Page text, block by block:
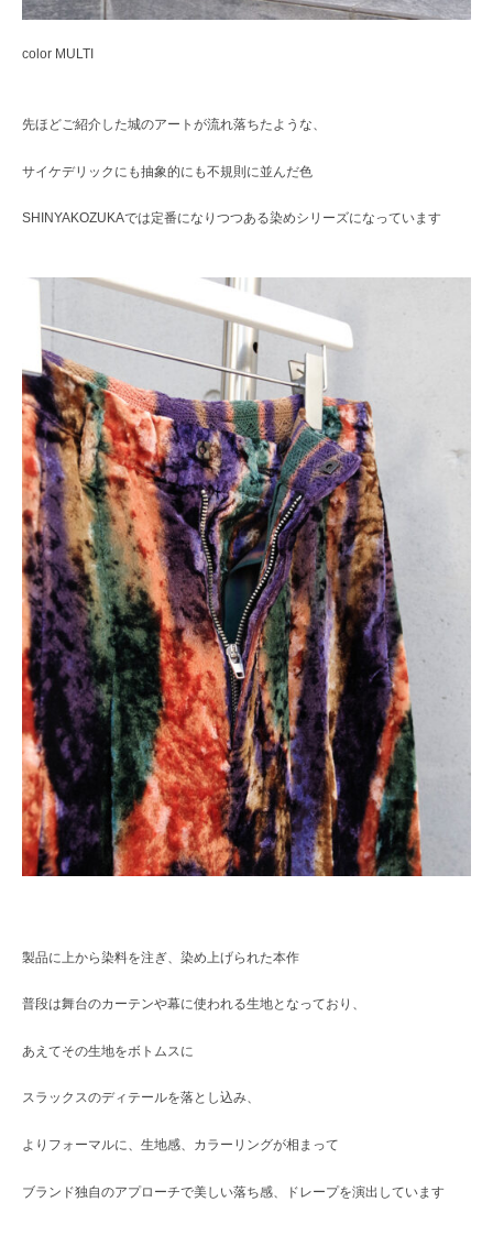
color MULTI
先ほどご紹介した城のアートが流れ落ちたような、
サイケデリックにも抽象的にも不規則に並んだ色
SHINYAKOZUKAでは定番になりつつある染めシリーズになっています
製品に上から染料を注ぎ、染め上げられた本作
普段は舞台のカーテンや幕に使われる生地となっており、
あえてその生地をボトムスに
スラックスのディテールを落とし込み、
よりフォーマルに、生地感、カラーリングが相まって
ブランド独自のアプローチで美しい落ち感、ドレープを演出しています